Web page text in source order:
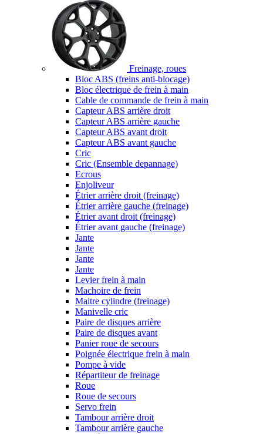
Freinage, roues
Bloc ABS (freins anti-blocage)
Bloc électrique de frein à main
Cable de commande de frein à main
Capteur ABS arrière droit
Capteur ABS arrière gauche
Capteur ABS avant droit
Capteur ABS avant gauche
Cric
Cric (Ensemble depannage)
Ecrous
Enjoliveur
Étrier arrière droit (freinage)
Étrier arrière gauche (freinage)
Étrier avant droit (freinage)
Étrier avant gauche (freinage)
Jante
Jante
Jante
Jante
Levier frein à main
Machoire de frein
Maitre cylindre (freinage)
Manivelle cric
Paire de disques arrière
Paire de disques avant
Panier roue de secours
Poignée électrique frein à main
Pompe à vide
Répartiteur de freinage
Roue
Roue de secours
Servo frein
Tambour arrière droit
Tambour arrière gauche